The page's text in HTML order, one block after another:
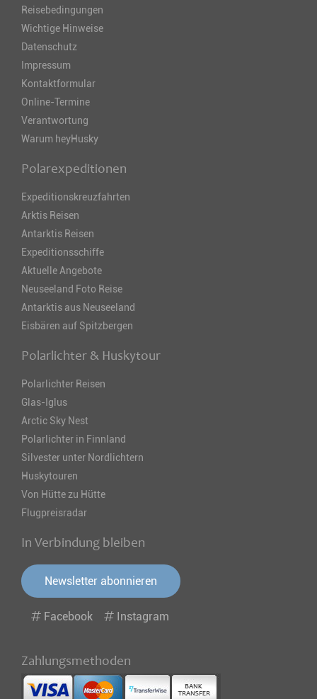
Reisebedingungen
Wichtige Hinweise
Datenschutz
Impressum
Kontaktformular
Online-Termine
Verantwortung
Warum heyHusky
Polarexpeditionen
Expeditionskreuzfahrten
Arktis Reisen
Antarktis Reisen
Expeditionsschiffe
Aktuelle Angebote
Neuseeland Foto Reise
Antarktis aus Neuseeland
Eisbären auf Spitzbergen
Polarlichter & Huskytour
Polarlichter Reisen
Glas-Iglus
Arctic Sky Nest
Polarlichter in Finnland
Silvester unter Nordlichtern
Huskytouren
Von Hütte zu Hütte
Flugpreisradar
In Verbindung bleiben
Newsletter abonnieren
Facebook Instagram
Zahlungsmethoden